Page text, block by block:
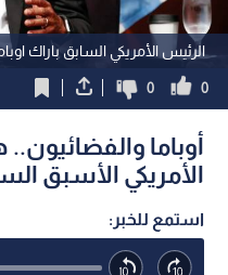
الرئيس الأمريكي السابق باراك
0
0
أوباما
الأمريكي الأسبق
استمع للخبر: